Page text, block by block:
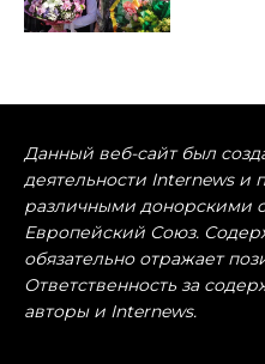
Данный веб-сайт был
деятельности Internews и
различными донорскими
Европейский Союз.
обязательно отражает
Ответственность за
авторы и Internews.